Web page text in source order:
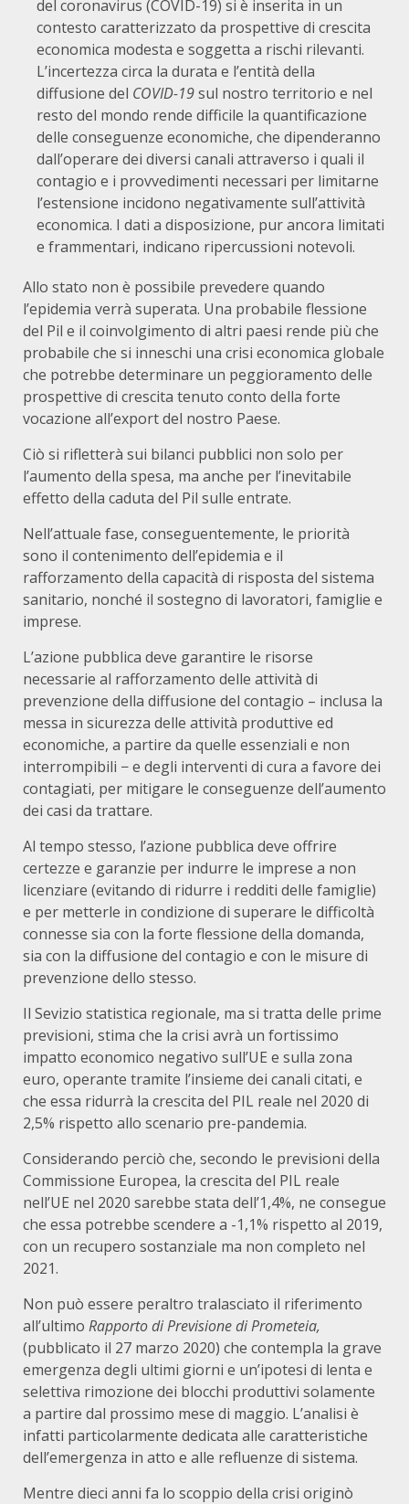
del coronavirus (COVID-19) si è inserita in un
contesto caratterizzato da prospettive di crescita
economica modesta e soggetta a rischi rilevanti.
L’incertezza circa la durata e l’entità della
diffusione del COVID-19sul nostro territorio e nel
resto del mondo rende difficile la quantificazione
delle conseguenze economiche, che dipenderanno
dall’operare dei diversi canali attraverso i quali il
contagio e i provvedimenti necessari per limitarne
l’estensione incidono negativamente sull’attività
economica. I dati a disposizione, pur ancora limitati
e frammentari, indicano ripercussioni notevoli.
Allo stato non è possibile prevedere quando
l’epidemia verrà superata. Una probabile flessione
del Pil e il coinvolgimento di altri paesi rende più che
probabile che si inneschi una crisi economica globale
che potrebbe determinare un peggioramento delle
prospettive di crescita tenuto conto della forte
vocazione all’export del nostro Paese.
Ciò si rifletterà sui bilanci pubblici non solo per
l’aumento della spesa, ma anche per l’inevitabile
effetto della caduta del Pil sulle entrate.
Nell’attuale fase, conseguentemente, le priorità
sono il contenimento dell’epidemia e il
rafforzamento della capacità di risposta del sistema
sanitario, nonché il sostegno di lavoratori, famiglie e
imprese.
L’azione pubblica deve garantire le risorse
necessarie al rafforzamento delle attività di
prevenzione della diffusione del contagio – inclusa la
messa in sicurezza delle attività produttive ed
economiche, a partire da quelle essenziali e non
interrompibili − e degli interventi di cura a favore dei
contagiati, per mitigare le conseguenze dell’aumento
dei casi da trattare.
Al tempo stesso, l’azione pubblica deve offrire
certezze e garanzie per indurre le imprese a non
licenziare (evitando di ridurre i redditi delle famiglie)
e per metterle in condizione di superare le difficoltà
connesse sia con la forte flessione della domanda,
sia con la diffusione del contagio e con le misure di
prevenzione dello stesso.
Il Sevizio statistica regionale, ma si tratta delle prime
previsioni, stima che la crisi avrà un fortissimo
impatto economico negativo sull’UE e sulla zona
euro, operante tramite l’insieme dei canali citati, e
che essa ridurrà la crescita del PIL reale nel 2020 di
2,5% rispetto allo scenario pre-pandemia.
Considerando perciò che, secondo le previsioni della
Commissione Europea, la crescita del PIL reale
nell’UE nel 2020 sarebbe stata dell’1,4%, ne consegue
che essa potrebbe scendere a -1,1% rispetto al 2019,
con un recupero sostanziale ma non completo nel
2021.
Non può essere peraltro tralasciato il riferimento
all’ultimo Rapporto di Previsione di Prometeia,
(pubblicato il 27 marzo 2020) che contempla la grave
emergenza degli ultimi giorni e un’ipotesi di lenta e
selettiva rimozione dei blocchi produttivi solamente
a partire dal prossimo mese di maggio. L’analisi è
infatti particolarmente dedicata alle caratteristiche
dell’emergenza in atto e alle refluenze di sistema.
Mentre dieci anni fa lo scoppio della crisi originò